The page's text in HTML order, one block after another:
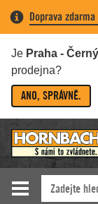
Doprava
Je Praha -
prodejna?
ANO, SPRÁVNĚ.